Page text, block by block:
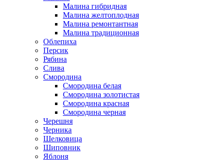
Малина гибридная
Малина желтоплодная
Малина ремонтантная
Малина традиционная
Облепиха
Персик
Рябина
Слива
Смородина
Смородина белая
Смородина золотистая
Смородина красная
Смородина черная
Черешня
Черника
Шелковица
Шиповник
Яблоня